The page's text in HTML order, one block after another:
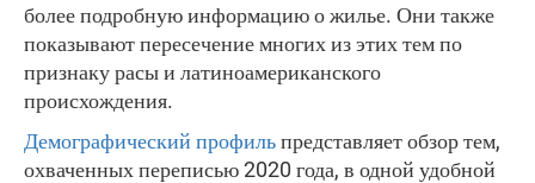
более подробную информацию о жилье. Они также
показывают пересечение многих из этих тем по
признаку расы и латиноамериканского
происхождения.
Демографический профильпредставляет обзор тем,
охваченных переписью 2020 года, в одной удобной